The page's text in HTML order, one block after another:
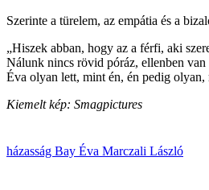
Szerinte a türelem, az empátia és a
„Hiszek abban, hogy az a férfi, aki
Nálunk nincs rövid póráz, ellenben van
Éva olyan lett, mint én, én pedig
Kiemelt kép: Smagpictures
házasság Bay Éva Marczali László